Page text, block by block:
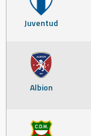
Juventud
Albion